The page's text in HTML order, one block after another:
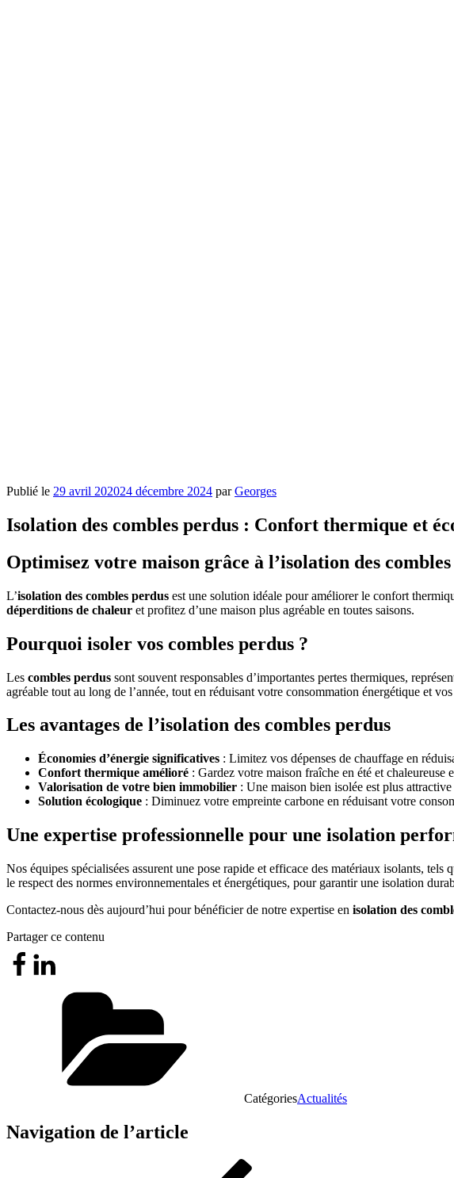
Publié le 29 avril 202024 décembre 2024 parGeorges
Isolation des combles perdus : Confort thermique et
Optimisez votre maison grâce à l’isolation des
L’isolation des combles perdus est une solution idéale pour améliorer le confort
déperditions de chaleur et profitez d’une maison plus agréable en toutes saisons.
Pourquoi isoler vos combles perdus ?
Les combles perdus sont souvent responsables d’importantes pertes thermiques,
agréable tout au long de l’année, tout en réduisant votre consommation énergétique et
Les avantages de l’isolation des combles perdus
Économies d’énergie significatives : Limitez vos dépenses de chauffage en
Confort thermique amélioré : Gardez votre maison fraîche en été et chaleureuse
Valorisation de votre bien immobilier : Une maison bien isolée est plus
Solution écologique : Diminuez votre empreinte carbone en réduisant votre
Une expertise professionnelle pour une isolation
Nos équipes spécialisées assurent une pose rapide et efficace des matériaux isolants, tels
le respect des normes environnementales et énergétiques, pour garantir une isolation
Contactez-nous dès aujourd’hui pour bénéficier de notre expertise en isolation des
Partager ce contenu
CatégoriesActualités
Navigation de l’article